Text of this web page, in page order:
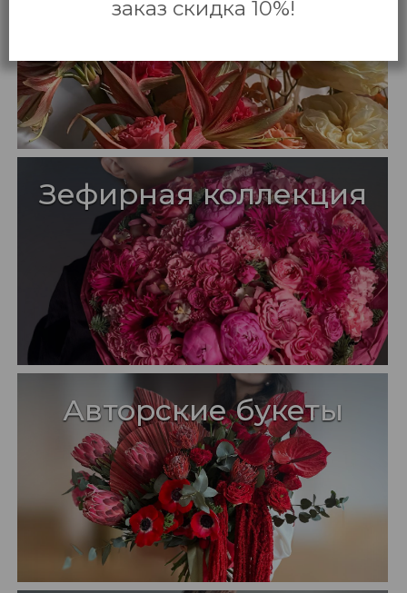
Зефирная коллекция
Авторские букеты
заказ скидка 10%!